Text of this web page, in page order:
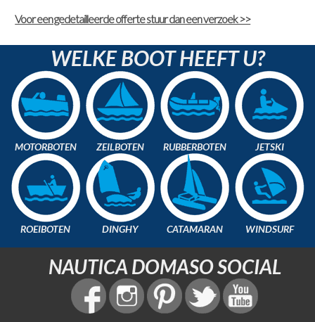
Voor een gedetailleerde offerte stuur dan een verzoek >>
WELKE BOOT HEEFT U?
MOTORBOTEN ZEILBOTEN RUBBERBOTEN JETSKI
ROEIBOTEN DINGHY CATAMARAN WINDSURF
NAUTICA DOMASO SOCIAL